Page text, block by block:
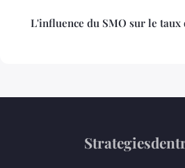
L'influence du SMO sur le taux